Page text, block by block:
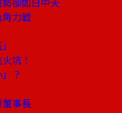
力戰
坑！
？
事長